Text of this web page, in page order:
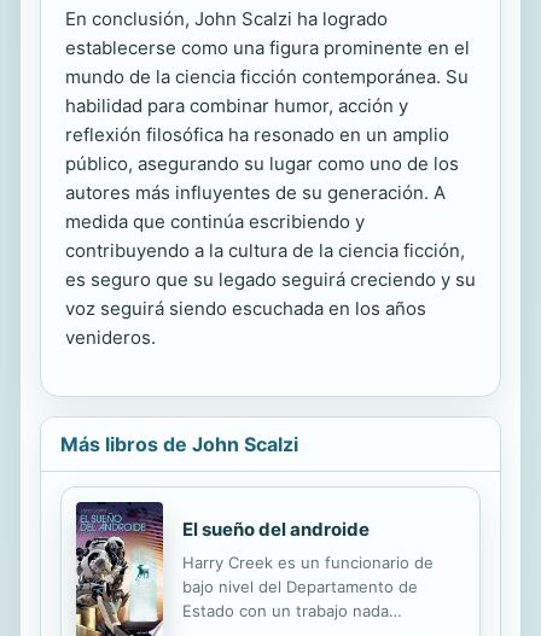
En conclusión, John Scalzi ha logrado
establecerse como una figura prominente en el
mundo de la ciencia ficción contemporánea. Su
habilidad para combinar humor, acción y
reflexión filosófica ha resonado en un amplio
público, asegurando su lugar como uno de los
autores más influyentes de su generación. A
medida que continúa escribiendo y
contribuyendo a la cultura de la ciencia ficción,
es seguro que su legado seguirá creciendo y su
voz seguirá siendo escuchada en los años
venideros.
Más libros de John Scalzi
El sueño del androide
Harry Creek es un funcionario de
bajo nivel del Departamento de
Estado con un trabajo nada